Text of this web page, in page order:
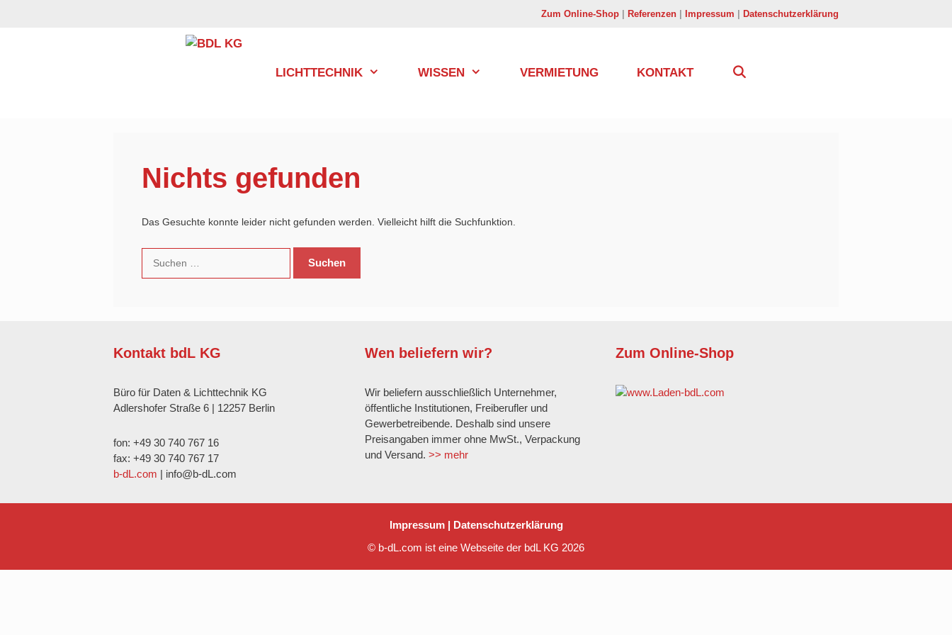
Zum Online-Shop Referenzen Impressum Datenschutzerklärung
LICHTTECHNIK WISSEN VERMIETUNG KONTAKT
Nichts gefunden
Das Gesuchte konnte leider nicht gefunden werden. Vielleicht hilft die Suchfunktion.
nach:
Kontakt bdL KG
Büro für Daten & Lichttechnik KG
Adlershofer Straße 6 | 12257 Berlin
fon: +49 30 740 767 16
fax: +49 30 740 767 17
b-dL.com | info@b-dL.com
Wen beliefern wir?
Wir beliefern ausschließlich Unternehmer,
öffentliche Institutionen, Freiberufler und
Gewerbetreibende. Deshalb sind unsere
Preisangaben immer ohne MwSt., Verpackung
und Versand. >> mehr
Zum Online-Shop
Impressum| Datenschutzerklärung
© b-dL.com ist eine Webseite der bdL KG 2026